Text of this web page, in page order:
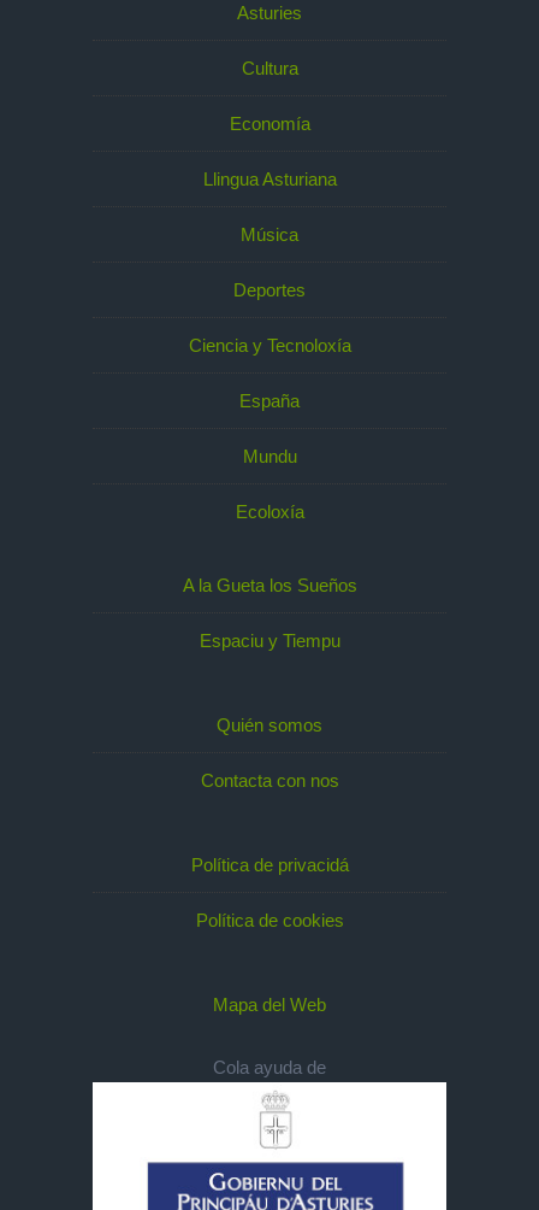
Asturies
Cultura
Economía
Llingua Asturiana
Música
Deportes
Ciencia y Tecnoloxía
España
Mundu
Ecoloxía
A la Gueta los Sueños
Espaciu y Tiempu
Quién somos
Contacta con nos
Política de privacidá
Política de cookies
Mapa del Web
Cola ayuda de